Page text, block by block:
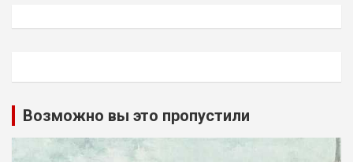
Возможно вы это пропустили